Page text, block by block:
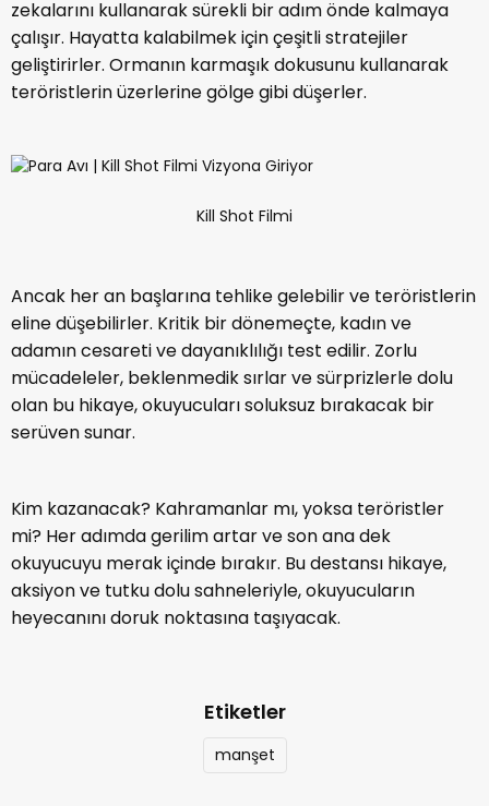
zekalarını kullanarak sürekli bir adım önde kalmaya
çalışır. Hayatta kalabilmek için çeşitli stratejiler
geliştirirler. Ormanın karmaşık dokusunu kullanarak
teröristlerin üzerlerine gölge gibi düşerler.
Kill Shot Filmi
Ancak her an başlarına tehlike gelebilir ve teröristlerin
eline düşebilirler. Kritik bir dönemeçte, kadın ve
adamın cesareti ve dayanıklılığı test edilir. Zorlu
mücadeleler, beklenmedik sırlar ve sürprizlerle dolu
olan bu hikaye, okuyucuları soluksuz bırakacak bir
serüven sunar.
Kim kazanacak? Kahramanlar mı, yoksa teröristler
mi? Her adımda gerilim artar ve son ana dek
okuyucuyu merak içinde bırakır. Bu destansı hikaye,
aksiyon ve tutku dolu sahneleriyle, okuyucuların
heyecanını doruk noktasına taşıyacak.
Etiketler
manşet